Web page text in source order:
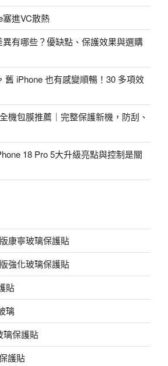
進VC散熱
有哪些？優缺點、保護效果與選購
舊 iPhone 也有感變順暢！30 多項效
機包膜推薦｜完整保護新機，防刮、
18 Pro 5大升級亮點與控制是關
康寧玻璃保護貼
強化玻璃保護貼
貼
璃
璃保護貼
護貼